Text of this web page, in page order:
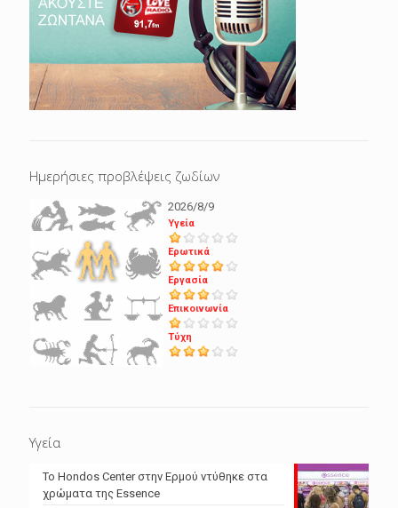
Ημερήσιες προβλέψεις ζωδίων
2026/8/9
Υγεία
Ερωτικά
Εργασία
Επικοινωνία
Τύχη
Υγεία
Το Hondos Center στην Ερμού ντύθηκε στα
χρώματα της Essence